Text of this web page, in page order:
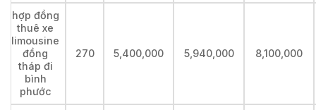
hợp đồng
thuê xe
limousine
đồng
tháp đi
bình
phước
270 5,400,000 5,940,000 8,100,000